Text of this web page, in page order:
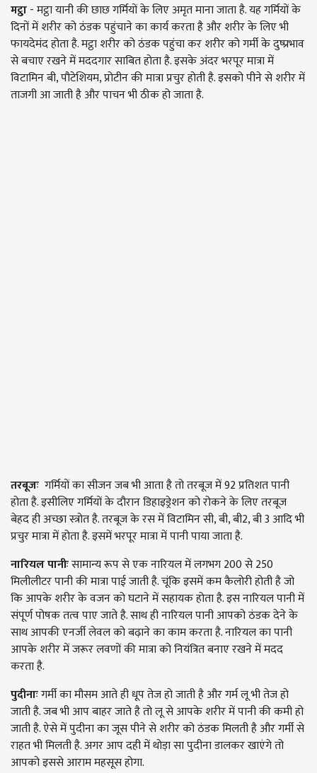
मट्ठा- मट्ठा यानी की छाछ गर्मियों के लिए अमृत माना जाता है. यह गर्मियों के
दिनों में शरीर को ठंडक पहुंचाने का कार्य करता है और शरीर के लिए भी
फायदेमंद होता है. मट्ठा शरीर को ठंडक पहुंचा कर शरीर को गर्मी के दुष्प्रभाव
से बचाए रखने में मददगार साबित होता है. इसके अंदर भरपूर मात्रा में
विटामिन बी, पौटेशियम, प्रोटीन की मात्रा प्रचुर होती है. इसको पीने से शरीर में
ताजगी आ जाती है और पाचन भी ठीक हो जाता है.
तरबूजः गर्मियों का सीजन जब भी आता है तो तरबूज में 92 प्रतिशत पानी
होता है. इसीलिए गर्मियों के दौरान डिहाइड्रेशन को रोकने के लिए तरबूज
बेहद ही अच्छा स्त्रोत है. तरबूज के रस में विटामिन सी, बी, बी2, बी 3 आदि भी
प्रचुर मात्रा में होता है. इसमें भरपूर मात्रा में पानी पाया जाता है.
नारियल पानीःसामान्य रूप से एक नारियल में लगभग 200 से 250
मिलीलीटर पानी की मात्रा पाई जाती है. चूंकि इसमें कम कैलोरी होती है जो
कि आपके शरीर के वजन को घटाने में सहायक होता है. इस नारियल पानी में
संपूर्ण पोषक तत्व पाए जाते है. साथ ही नारियल पानी आपको ठंडक देने के
साथ आपकी एनर्जी लेवल को बढ़ाने का काम करता है. नारियल का पानी
आपके शरीर में जरूर लवणों की मात्रा को नियंत्रित बनाए रखने में मदद
करता है.
पुदीनाःगर्मी का मौसम आते ही धूप तेज हो जाती है और गर्म लू भी तेज हो
जाती है. जब भी आप बाहर जाते है तो लू से आपके शरीर में पानी की कमी हो
जाती है. ऐसे में पुदीना का जूस पीने से शरीर को ठंडक मिलती है और गर्मी से
राहत भी मिलती है. अगर आप दही में थोड़ा सा पुदीना डालकर खाएंगे तो
आपको इससे आराम महसूस होगा.